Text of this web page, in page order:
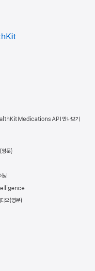
Medications API 만나보기
닝
오